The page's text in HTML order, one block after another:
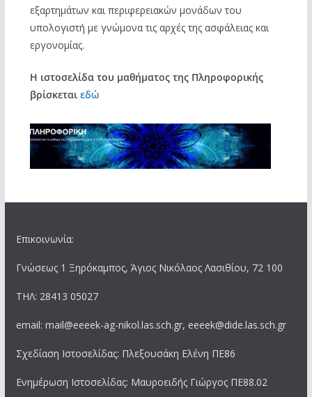
εξαρτημάτων και περιφερειακών μονάδων του
υπολογιστή με γνώμονα τις αρχές της ασφάλειας και
εργονομίας.
Η ιστοσελίδα του μαθήματος της Πληροφορικής
βρίσκεται εδώ
Επικοινωνία:
Γνώσεως 1 Ξηρόκαμπος, Άγιος Νικόλαος Λασιθίου, 72 100
ΤΗΛ: 28413 05027
email: mail@eeeek-ag-nikol.las.sch.gr, eeeek@dide.las.sch.gr
Σχεδίαση Ιστοσελίδας: Πλεξουσάκη Ελένη ΠΕ86
Ενημέρωση Ιστοσελίδας: Μαυροειδής Γιώργος ΠΕ88.02